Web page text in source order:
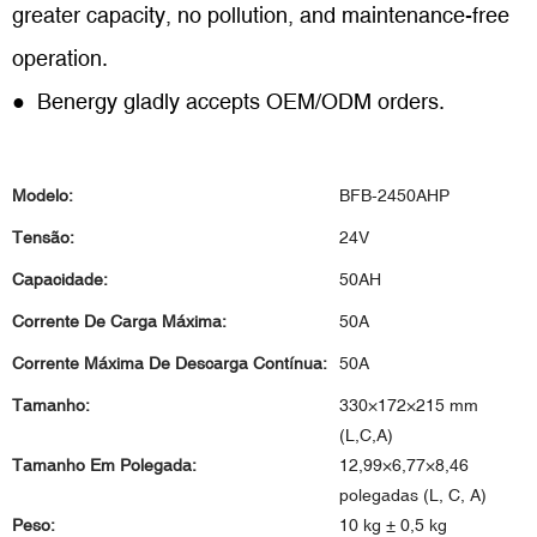
greater capacity, no pollution, and maintenance-free
operation.
● Benergy gladly accepts OEM/ODM orders.
Modelo: BFB-2450AHP
Tensão: 24V
Capacidade: 50AH
Corrente De Carga Máxima: 50A
Corrente Máxima De Descarga Contínua: 50A
Tamanho:
330×172×215 mm
(L,C,A)
Tamanho Em Polegada:
12,99×6,77×8,46
polegadas (L, C, A)
Peso:
10 kg ± 0,5 kg